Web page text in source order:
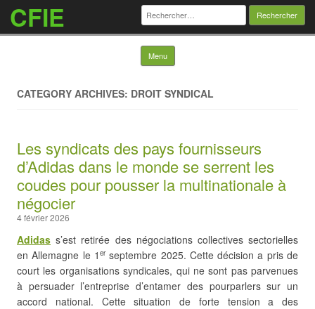
CFIE Rechercher :
Menu Skip to content
CATEGORY ARCHIVES: DROIT SYNDICAL
Les syndicats des pays fournisseurs
d’Adidas dans le monde se serrent les
coudes pour pousser la multinationale à
négocier
4 février 2026
Adidas s’est retirée des négociations collectives sectorielles
en Allemagne le 1 erseptembre 2025. Cette décision a pris de
court les organisations syndicales, qui ne sont pas parvenues
à persuader l’entreprise d’entamer des pourparlers sur un
accord national. Cette situation de forte tension a des